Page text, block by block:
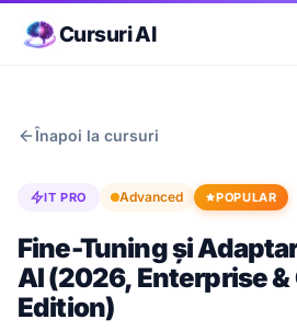
Cursuri AI
Înapoi la cursuri
IT PRO Advanced POPULAR
Fine-Tuning și
AI (2026, Enterprise
Edition)